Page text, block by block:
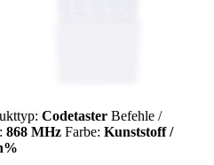
Codetaster Befehle /
868 MHz Farbe: Kunststoff /